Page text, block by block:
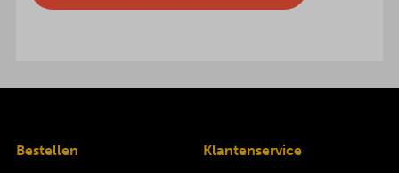
Bestellen
Klantenservice